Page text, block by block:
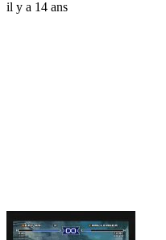
il y a 14 ans